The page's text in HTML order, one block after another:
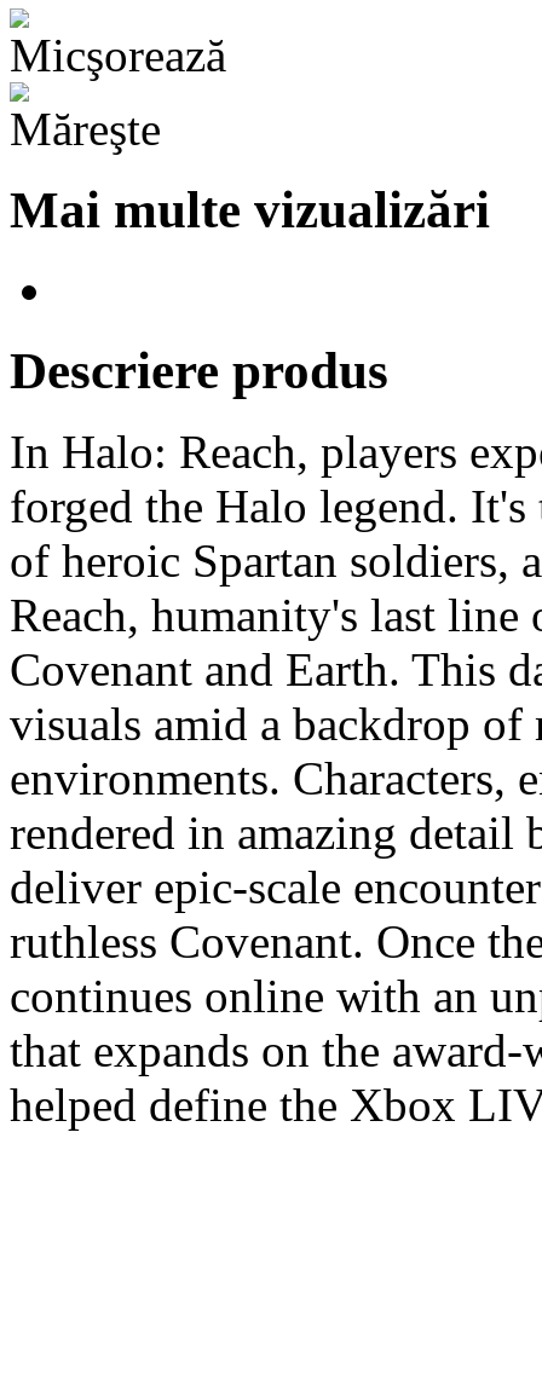
Mai multe vizualizări
Descriere produs
In Halo: Reach, players
forged the Halo legend.
of heroic Spartan soldiers,
Reach, humanity's last
Covenant and Earth. This
visuals amid a backdrop
environments. Characters,
rendered in amazing detail
deliver epic-scale
ruthless Covenant. Once
continues online with an
that expands on the
helped define the Xbox